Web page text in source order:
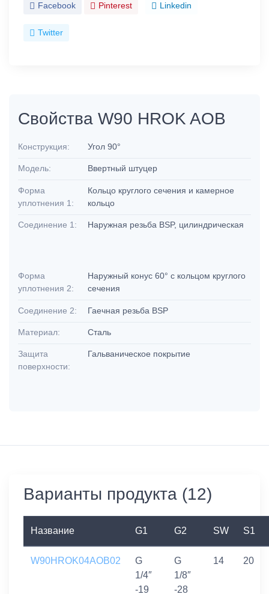
Facebook Pinterest Linkedin
Twitter
Свойства W90 HROK AOB
Конструкция: Угол 90°
Модель: Ввертный штуцер
Форма
уплотнения 1:
Кольцо круглого сечения и камерное
кольцо
Соединение 1: Наружная резьба BSP, цилиндрическая
Форма
уплотнения 2:
Наружный конус 60° с кольцом круглого
сечения
Соединение 2: Гаечная резьба BSP
Материал: Сталь
Защита
поверхности:
Гальваническое покрытие
Варианты продукта (12)
Название G1 G2 SW S1
W90HROK04AOB02
G
1/4″
-19
G
1/8″
-28
14 20